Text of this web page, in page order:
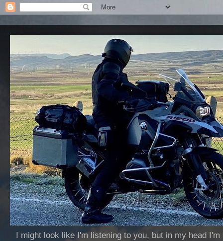
I might look like I'm listening to you, but in my head